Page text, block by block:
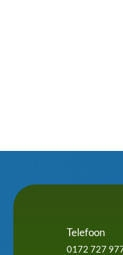
Telefoon
0172 727